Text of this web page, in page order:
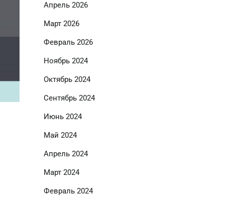
Апрель 2026
Март 2026
Февраль 2026
Ноябрь 2024
Октябрь 2024
Сентябрь 2024
Июнь 2024
Май 2024
Апрель 2024
Март 2024
Февраль 2024